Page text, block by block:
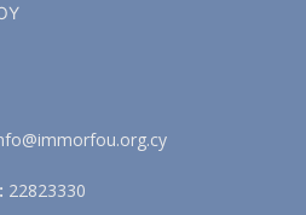
22823330